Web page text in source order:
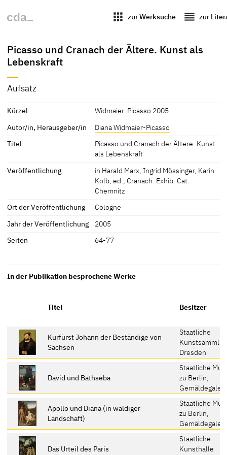
apps zur Werksuche reorder zur
Picasso und Cranach der Ältere. Kunst als
Lebenskraft
Aufsatz
Kürzel
Widmaier-Picasso 2005
Autor/in, Herausgeber/in
Diana Widmaier-Picasso
Titel
Picasso und Cranach der Ältere. Kunst
als Lebenskraft
Veröffentlichung
in Harald Marx, Ingrid Mössinger, Karin
Kolb, ed., Cranach. Exhib. Cat.
Chemnitz
Ort der Veröffentlichung
Cologne
Jahr der Veröffentlichung
2005
Seiten
64-77
In der Publikation besprochene Werke
Titel Besitzer
Kurfürst Johann der Beständige von
Sachsen
Staatliche
Dresden
David und Bathseba
Staatliche
zu Berlin,
Apollo und Diana (in waldiger
Landschaft)
Staatliche
zu Berlin,
Das Urteil des Paris
Staatliche
Kunsthalle